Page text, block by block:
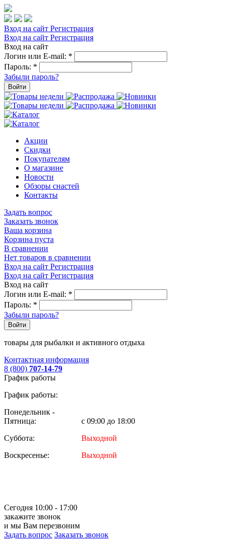
Вход на сайт Регистрация
Вход на сайт Регистрация
Вход на сайт
Логин или E-mail: *
Пароль: *
Забыли пароль?
Войти
Акции
Скидки
Покупателям
О магазине
Новости
Обзоры снастей
Контакты
Задать вопрос
Заказать звонок
Ваша корзина
Корзина пуста
В сравнении
Нет товаров в сравнении
Вход на сайт Регистрация
Вход на сайт Регистрация
Вход на сайт
Логин или E-mail: *
Пароль: *
Забыли пароль?
Войти
товары для рыбалки и активного отдыха
Контактная информация
8 (800) 707-14-79
График работы
График работы:
Понедельник -
Пятница:
с 09:00 до 18:00
Суббота:
Выходной
Воскресенье:
Выходной
Сегодня 10:00 - 17:00
закажите звонок
и мы Вам перезвоним
Задать вопрос Заказать звонок